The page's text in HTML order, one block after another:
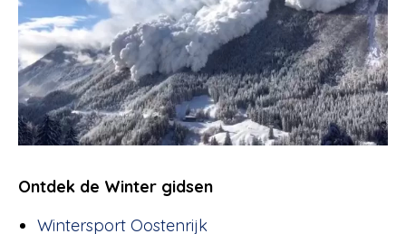
Ontdek de Winter gidsen
Wintersport Oostenrijk